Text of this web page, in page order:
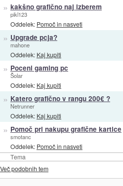
Tema
» kakšno grafično naj izberem
pikl123
Oddelek: Pomoč in nasveti
» Upgrade pcja?
mahone
Oddelek: Kaj kupiti
» Poceni gaming pc
Šolar
Oddelek: Kaj kupiti
» Katero grafično v rangu 200€ ?
Netrunner
Oddelek: Kaj kupiti
» Pomoč pri nakupu grafične kartice
smotanc
Oddelek: Pomoč in nasveti
Več podobnih tem